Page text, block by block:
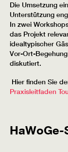
Die Umsetzung
Unterstützung
In zwei
das Projekt
idealtypischer
Vor-Ort-
diskutiert.
Hier finden Sie
Praxisleitfaden